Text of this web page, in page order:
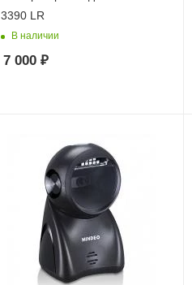
3390 LR
В наличии
7 000 ₽